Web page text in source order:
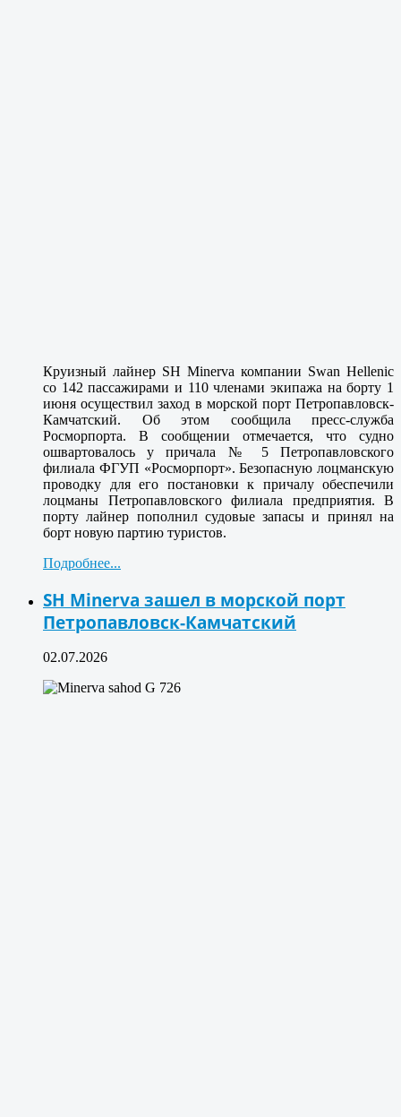
Круизный лайнер SH Minerva компании Swan Hellenic
со 142 пассажирами и 110 членами экипажа на борту 1
июня осуществил заход в морской порт Петропавловск-
Камчатский. Об этом сообщила пресс-служба
Росморпорта. В сообщении отмечается, что судно
ошвартовалось у причала № 5 Петропавловского
филиала ФГУП «Росморпорт». Безопасную лоцманскую
проводку для его постановки к причалу обеспечили
лоцманы Петропавловского филиала предприятия. В
порту лайнер пополнил судовые запасы и принял на
борт новую партию туристов.
Подробнее...
SH Minerva зашел в морской порт
Петропавловск-Камчатский
02.07.2026